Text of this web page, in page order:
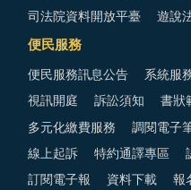
司法院資料開放平臺 遊說
便民服務
便民服務訊息公告 系統服
視訊開庭 訴訟須知 書狀
多元化繳費服務 調閱電子
線上起訴 特約通譯專區
訂閱電子報 資料下載 報